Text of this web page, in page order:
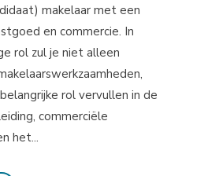
makelaar met een
en commercie. In
rol zul je niet alleen
rol vervullen in de
commerciële
het...